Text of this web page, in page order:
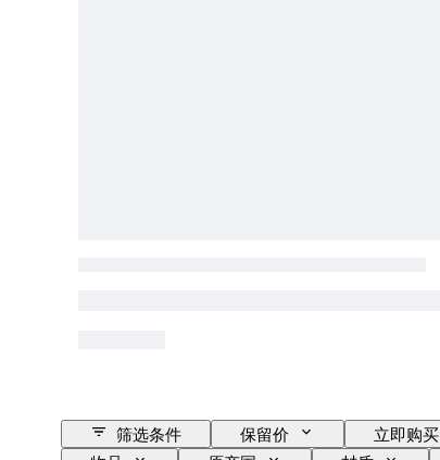
筛选条件 保留价 立即购买